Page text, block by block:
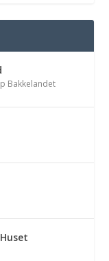
Bakkelandet